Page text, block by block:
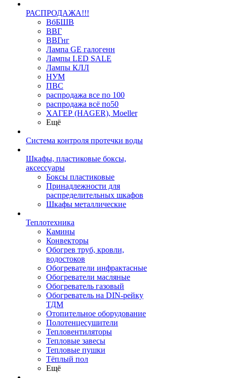
РАСПРОДАЖА!!!
ВбБШВ
ВВГ
ВВГнг
Лампа GE галогенн
Лампы LED SALE
Лампы КЛЛ
НУМ
ПВС
распродажа все по 100
распродажа всё по50
ХАГЕР (HAGER), Moeller
Ещё
Система контроля протечки воды
Шкафы, пластиковые боксы,
аксессуары
Боксы пластиковые
Принадлежности для
распределительных шкафов
Шкафы металлические
Теплотехника
Камины
Конвекторы
Обогрев труб, кровли,
водостоков
Обогреватели инфрактасные
Обогреватели масляные
Обогреватель газовый
Обогреватель на DIN-рейку
ТДМ
Отопительное оборудование
Полотенцесушители
Тепловентиляторы
Тепловые завесы
Тепловые пушки
Тёплый пол
Ещё